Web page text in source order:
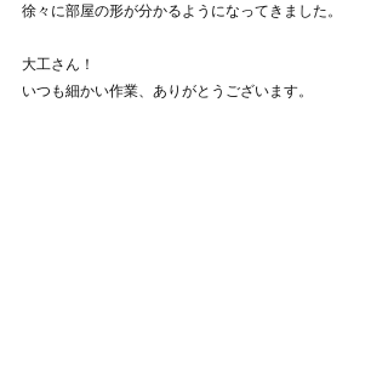
徐々に部屋の形が分かるようになってきました。
大工さん！
いつも細かい作業、ありがとうございます。